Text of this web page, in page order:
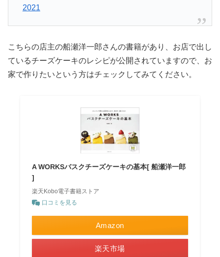
2021
こちらの店主の船瀬洋一郎さんの書籍があり、お店で出し
ているチーズケーキのレシピが公開されていますので、お
家で作りたいという方はチェックしてみてください。
A WORKSバスクチーズケーキの基本[ 船瀬洋一郎
]
楽天Kobo電子書籍ストア
口コミを見る
Amazon
楽天市場